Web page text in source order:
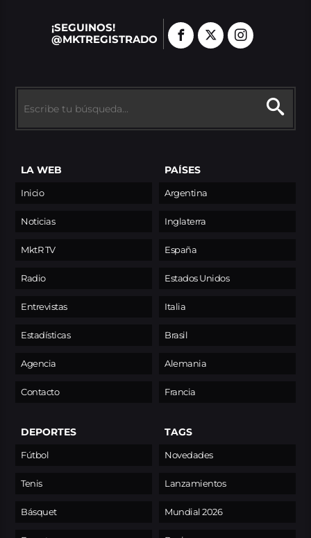
¡SEGUINOS!
@MKTREGISTRADO
LA WEB
Inicio
Noticias
MktR TV
Radio
Entrevistas
Estadísticas
Agencia
Contacto
PAÍSES
Argentina
Inglaterra
España
Estados Unidos
Italia
Brasil
Alemania
Francia
DEPORTES
Fútbol
Tenis
Básquet
TAGS
Novedades
Lanzamientos
Mundial 2026